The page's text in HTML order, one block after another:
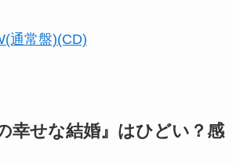
通常盤)(CD)
幸せな結婚』はひどい？感